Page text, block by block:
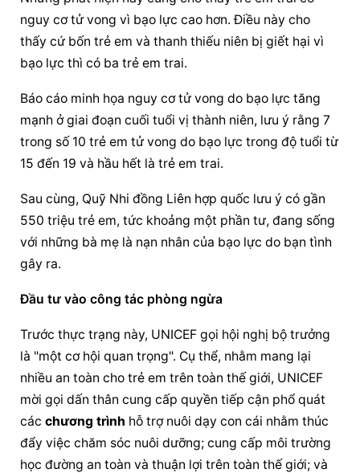
nguy cơ tử vong vì bạo lực cao hơn. Điều này cho
thấy cứ bốn trẻ em và thanh thiếu niên bị giết hại vì
bạo lực thì có ba trẻ em trai.
Báo cáo minh họa nguy cơ tử vong do bạo lực tăng
mạnh ở giai đoạn cuối tuổi vị thành niên, lưu ý rằng 7
trong số 10 trẻ em tử vong do bạo lực trong độ tuổi từ
15 đến 19 và hầu hết là trẻ em trai.
Sau cùng, Quỹ Nhi đồng Liên hợp quốc lưu ý có gần
550 triệu trẻ em, tức khoảng một phần tư, đang sống
với những bà mẹ là nạn nhân của bạo lực do bạn tình
gây ra.
Đầu tư vào công tác phòng ngừa
Trước thực trạng này, UNICEF gọi hội nghị bộ trưởng
là "một cơ hội quan trọng". Cụ thể, nhằm mang lại
nhiều an toàn cho trẻ em trên toàn thế giới, UNICEF
mời gọi dấn thân cung cấp quyền tiếp cận phổ quát
các chương trình hỗ trợ nuôi dạy con cái nhằm thúc
đẩy việc chăm sóc nuôi dưỡng; cung cấp môi trường
học đường an toàn và thuận lợi trên toàn thế giới; và